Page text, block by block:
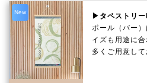
New
▶タペストリ
ポール（バー
イズも用途に
多くご用意して